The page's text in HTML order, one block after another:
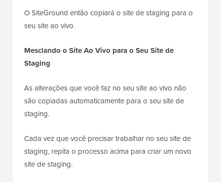
O SiteGround então copiará o site de staging para o
seu site ao vivo.
Mesclando o Site Ao Vivo para o Seu Site de
Staging
As alterações que você faz no seu site ao vivo não
são copiadas automaticamente para o seu site de
staging.
Cada vez que você precisar trabalhar no seu site de
staging, repita o processo acima para criar um novo
site de staging.